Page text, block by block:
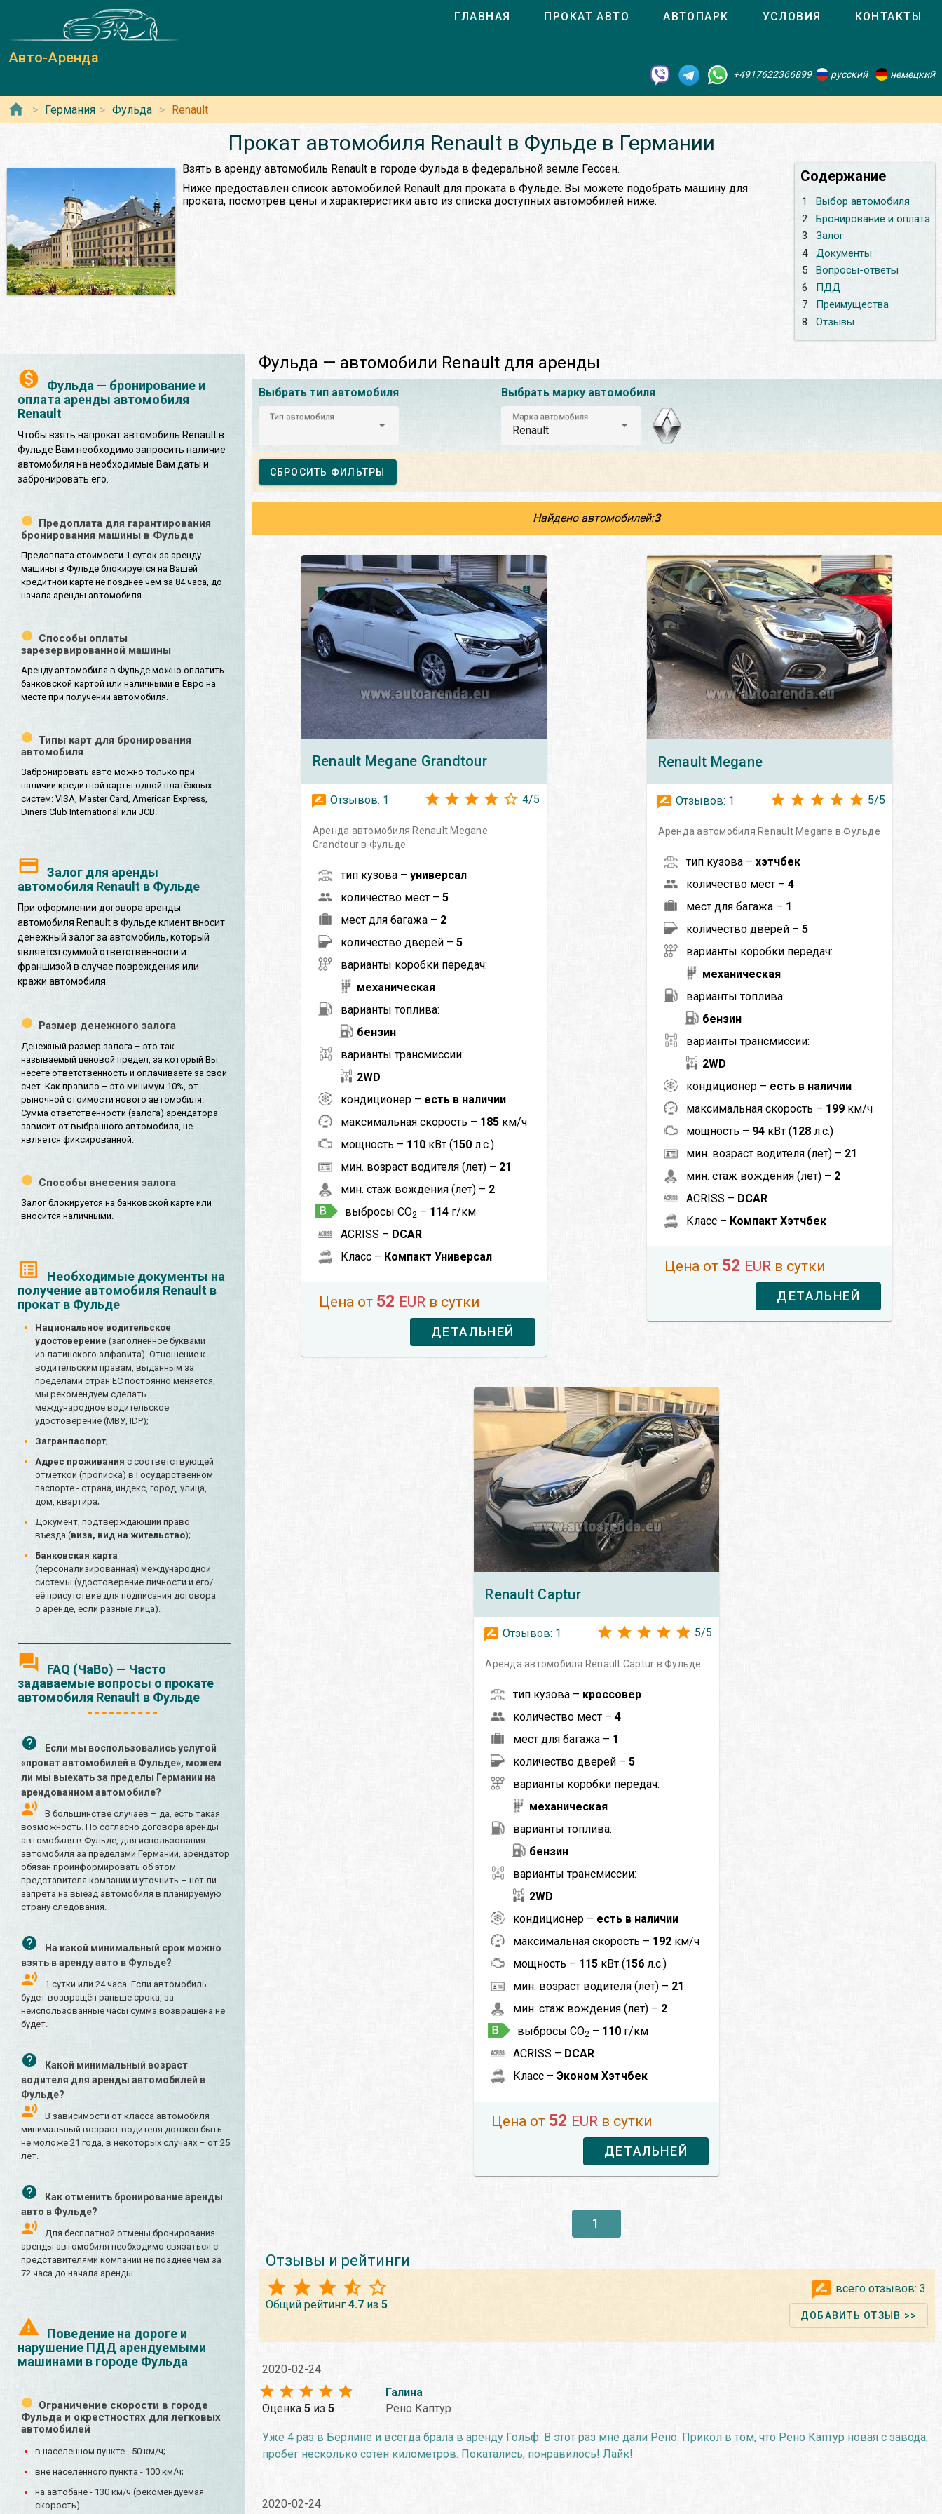
Авто-Аренда
ГЛАВНАЯ ПРОКАТ АВТО АВТОПАРК УСЛОВИЯ КОНТАКТЫ
+4917622366899 русский немецкий
Германия Фульда Renault
Прокат автомобиля Renault в Фульде в Германии
Содержание
1
Выбор автомобиля
2
Бронирование и оплата
3
Залог
4
Документы
5
Вопросы-ответы
6
ПДД
7
Преимущества
8
Отзывы
Взять в аренду автомобиль Renault в городе Фульда в федеральной земле Гессен.
Ниже предоставлен список автомобилей Renault для проката в Фульде. Вы можете подобрать машину для
проката, посмотрев цены и характеристики авто из списка доступных автомобилей ниже.
Фульда — бронирование и
оплата аренды автомобиля
Renault
Чтобы взять напрокат автомобиль Renault в
Фульде Вам необходимо запросить наличие
автомобиля на необходимые Вам даты и
забронировать его.
Предоплата для гарантирования
бронирования машины в Фульде
Предоплата стоимости 1 суток за аренду
машины в Фульде блокируется на Вашей
кредитной карте не позднее чем за 84 часа, до
начала аренды автомобиля.
Способы оплаты
зарезервированной машины
Аренду автомобиля в Фульде можно оплатить
банковской картой или наличными в Евро на
месте при получении автомобиля.
Типы карт для бронирования
автомобиля
Забронировать авто можно только при
наличии кредитной карты одной платёжных
систем: VISA, Master Card, American Express,
Diners Club International или JCB.
Залог для аренды
автомобиля Renault в Фульде
При оформлении договора аренды
автомобиля Renault в Фульде клиент вносит
денежный залог за автомобиль, который
является суммой ответственности и
франшизой в случае повреждения или
кражи автомобиля.
Размер денежного залога
Денежный размер залога – это так
называемый ценовой предел, за который Вы
несете ответственность и оплачиваете за свой
счет. Как правило – это минимум 10%, от
рыночной стоимости нового автомобиля.
Сумма ответственности (залога) арендатора
зависит от выбранного автомобиля, не
является фиксированной.
Способы внесения залога
Залог блокируется на банковской карте или
вносится наличными.
Необходимые документы на
получение автомобиля Renault в
прокат в Фульде
Национальное водительское
удостоверение (заполненное буквами
из латинского алфавита). Отношение к
водительским правам, выданным за
пределами стран ЕС постоянно меняется,
мы рекомендуем сделать
международное водительское
удостоверение (МВУ, IDP);
Загранпаспорт;
Адрес проживания с соответствующей
отметкой (прописка) в Государственном
паспорте - страна, индекс, город, улица,
дом, квартира;
Документ, подтверждающий право
въезда (виза, вид на жительство);
Банковская карта
(персонализированная) международной
системы (удостоверение личности и его/
её присутствие для подписания договора
о аренде, если разные лица).
FAQ (ЧаВо) — Часто
задаваемые вопросы о прокате
автомобиля Renault в Фульде
Если мы воспользовались услугой
«прокат автомобилей в Фульде», можем
ли мы выехать за пределы Германии на
арендованном автомобиле?
В большинстве случаев – да, есть такая
возможность. Но согласно договора аренды
автомобиля в Фульде, для использования
автомобиля за пределами Германии, арендатор
обязан проинформировать об этом
представителя компании и уточнить – нет ли
запрета на выезд автомобиля в планируемую
страну следования.
На какой минимальный срок можно
взять в аренду авто в Фульде?
1 сутки или 24 часа. Если автомобиль
будет возвращён раньше срока, за
неиспользованные часы сумма возвращена не
будет.
Какой минимальный возраст
водителя для аренды автомобилей в
Фульде?
В зависимости от класса автомобиля
минимальный возраст водителя должен быть:
не моложе 21 года, в некоторых случаях – от 25
лет.
Как отменить бронирование аренды
авто в Фульде?
Для бесплатной отмены бронирования
аренды автомобиля необходимо связаться с
представителями компании не позднее чем за
72 часа до начала аренды.
Поведение на дороге и
нарушение ПДД арендуемыми
машинами в городе Фульда
Ограничение скорости в городе
Фульда и окрестностях для легковых
автомобилей
в населенном пункте - 50 км/ч;
вне населенного пункта - 100 км/ч;
на автобане - 130 км/ч (рекомендуемая
скорость).
Фульда — автомобили Renault для аренды
Выбрать тип автомобиля
Тип автомобиля
Выбрать марку автомобиля
Марка автомобиля
Renault
СБРОСИТЬ ФИЛЬТРЫ
Найдено автомобилей:3
Renault Megane Grandtour
Отзывов: 1 4/5
Аренда автомобиля Renault Megane
Grandtour в Фульде
тип кузова – универсал
количество мест – 5
мест для багажа – 2
количество дверей – 5
варианты коробки передач:
механическая
варианты топлива:
бензин
варианты трансмиссии:
2WD
кондиционер – есть в наличии
максимальная скорость – 185 км/ч
мощность – 110 кВт (150л.с.)
мин. возраст водителя (лет) – 21
мин. стаж вождения (лет) – 2
выбросы CO2 – 114 г/км
ACRISS – DCAR
Класс – Компакт Универсал
Цена от 52 EUR в сутки
ДЕТАЛЬНЕЙ
Renault Megane
Отзывов: 1 5/5
Аренда автомобиля Renault Megane в Фульде
тип кузова – хэтчбек
количество мест – 4
мест для багажа – 1
количество дверей – 5
варианты коробки передач:
механическая
варианты топлива:
бензин
варианты трансмиссии:
2WD
кондиционер – есть в наличии
максимальная скорость – 199 км/ч
мощность – 94 кВт (128л.с.)
мин. возраст водителя (лет) – 21
мин. стаж вождения (лет) – 2
ACRISS – DCAR
Класс – Компакт Хэтчбек
Цена от 52 EUR в сутки
ДЕТАЛЬНЕЙ
Renault Captur
Отзывов: 1 5/5
Аренда автомобиля Renault Captur в Фульде
тип кузова – кроссовер
количество мест –4
мест для багажа – 1
количество дверей –5
варианты коробки передач:
механическая
варианты топлива:
бензин
варианты трансмиссии:
2WD
кондиционер – есть в наличии
максимальная скорость – 192 км/ч
мощность – 115 кВт (156 л.с.)
мин. возраст водителя (лет) – 21
мин. стаж вождения (лет) – 2
выбросы CO2 – 110 г/км
ACRISS – DCAR
Класс –Эконом Хэтчбек
Цена от 52 EUR в сутки
ДЕТАЛЬНЕЙ
1
Отзывы и рейтинги
Общий рейтинг 4.7из 5
всего отзывов: 3
ДОБАВИТЬ ОТЗЫВ >>
2020-02-24
Оценка 5из 5
Галина
Рено Каптур
Уже 4 раз в Берлине и всегда брала в аренду Гольф. В этот раз мне дали Рено. Прикол в том, что Рено Каптур новая с завода,
пробег несколько сотен километров. Покатались, понравилось! Лайк!
2020-02-24